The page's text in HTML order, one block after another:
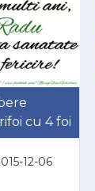
cu 4 foi
12-06